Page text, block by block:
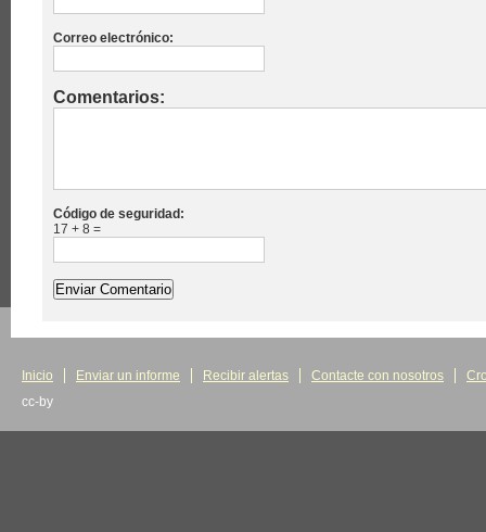
Correo electrónico:
Comentarios:
Código de seguridad:
17 + 8 =
Inicio Enviar un informe Recibir alertas Contacte con nosotros
cc-by